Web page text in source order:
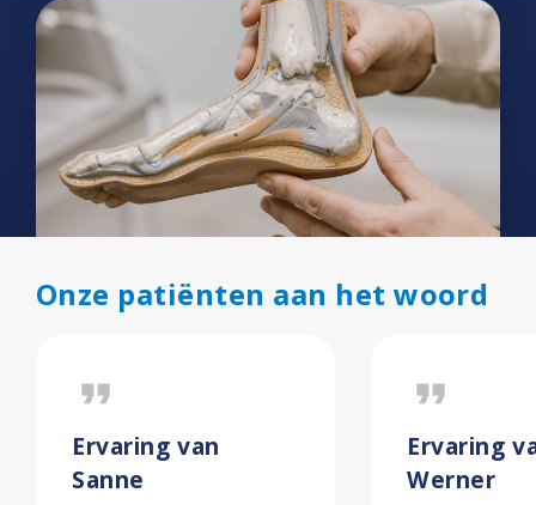
Onze patiënten aan het woord
format_quote
Ervaring van
Sanne
format_quote
Ervaring
Werner